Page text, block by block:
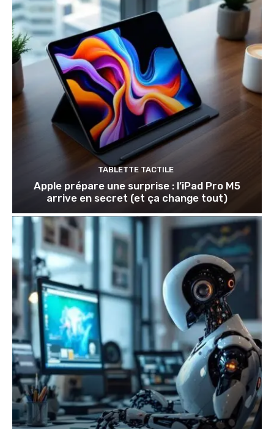
TABLETTE TACTILE
Apple prépare une surprise : l’iPad Pro M5
arrive en secret (et ça change tout)